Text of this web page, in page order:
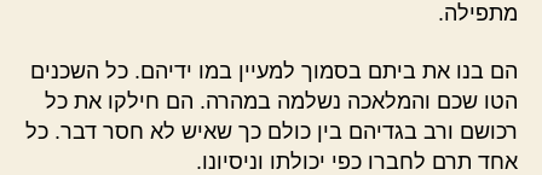
מתפילה.
הם בנו את ביתם בסמוך למעיין במו ידיהם. כל השכנים
הטו שכם והמלאכה נשלמה במהרה. הם חילקו את כל
רכושם ורב בגדיהם בין כולם כך שאיש לא חסר דבר. כל
אחד תרם לחברו כפי יכולתו וניסיונו.